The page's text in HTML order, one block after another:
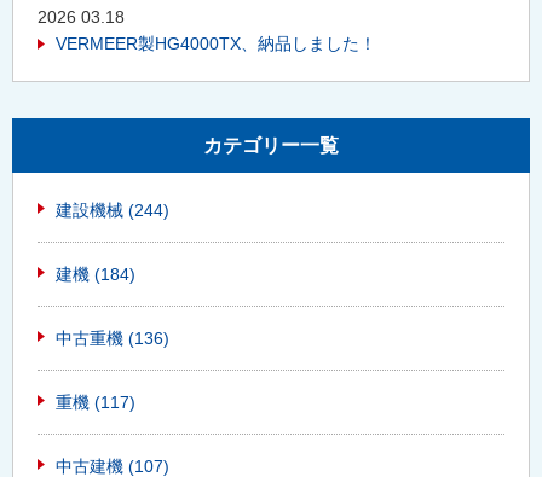
2026 03.18
VERMEER製HG4000TX、納品しました！
カテゴリー一覧
建設機械 (244)
建機 (184)
中古重機 (136)
重機 (117)
中古建機 (107)